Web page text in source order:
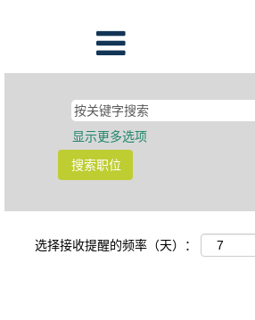
显示更多选项
选择接收提醒的频率（天）：